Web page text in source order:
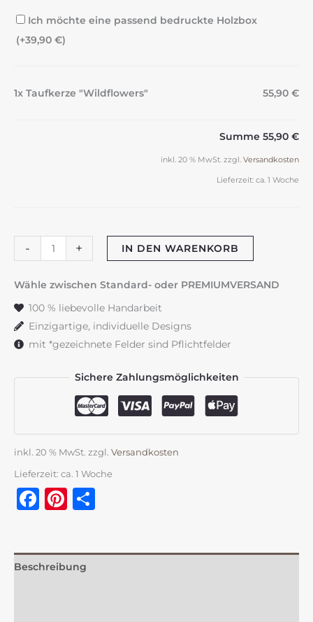
Ich möchte eine passend bedruckte Holzbox
(+39,90 €)
1x Taufkerze "Wildflowers" 55,90 €
Summe 55,90 €
inkl. 20 % MwSt. zzgl. Versandkosten
Lieferzeit: ca. 1 Woche
-
Taufkerze
"Wildflowers"
Menge
+ IN DEN WARENKORB
Wähle zwischen Standard- oder PREMIUMVERSAND
100 % liebevolle Handarbeit
Einzigartige, individuelle Designs
mit *gezeichnete Felder sind Pflichtfelder
Sichere Zahlungsmöglichkeiten
inkl. 20 % MwSt. zzgl. Versandkosten
Lieferzeit: ca. 1 Woche
Facebook
Pinterest
Beschreibung